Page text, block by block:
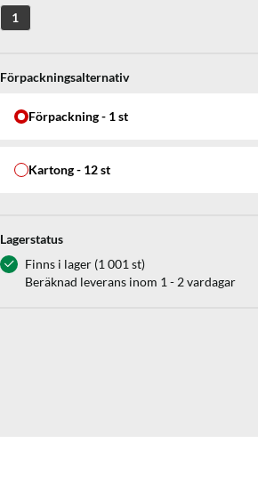
1
Förpackningsalternativ
Förpackning - 1 st
Kartong - 12 st
Lagerstatus
Finns i lager (1 001 st)
Beräknad leverans inom 1 - 2 vardagar